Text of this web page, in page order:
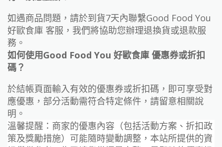
如遇商品問題，請於到貨7天內聯繫Good Food You
好歐食庫 客服，我們將協助您辦理退換貨或退款服
務。
如何使用Good Food You 好歐食庫 優惠券或折扣
碼？
於結帳頁面輸入有效的優惠券或折扣碼，即可享受對
應優惠，部分活動需符合特定條件，請留意相關說
明。
溫馨提醒：商家的優惠內容（包括活動方案、折扣政
策及獎勵措施）可能隨時變動調整，本站所提供的資